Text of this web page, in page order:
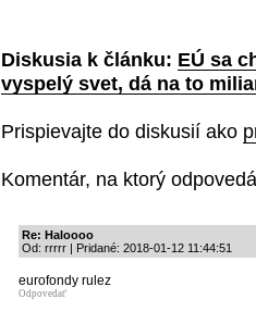
Diskusia k článku: EÚ sa
vyspelý svet, dá na to
Prispievajte do diskusií ako
Komentár, na ktorý
Re: Haloooo
Od: rrrrr | Pridané: 2018-01-12 11:44:51
eurofondy rulez
Odpovedať